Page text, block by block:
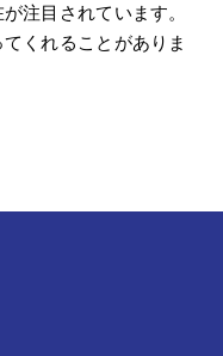
注目されています。
くれることがありま